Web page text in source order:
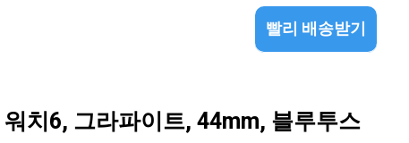
빨리 배송받기
치6, 그라파이트, 44mm, 블루투스